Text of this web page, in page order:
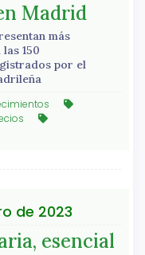
Madrid
más
150
por el
de 2023
esencial